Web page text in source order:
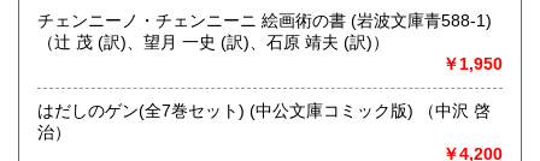
チェンニーノ・チェンニーニ 絵画術の書 (岩波文庫青588-1)
（辻 茂 (訳)、望月 一史 (訳)、石原 靖夫 (訳)）
￥1,950
はだしのゲン(全7巻セット) (中公文庫コミック版) （中沢 啓
治）
￥4,200